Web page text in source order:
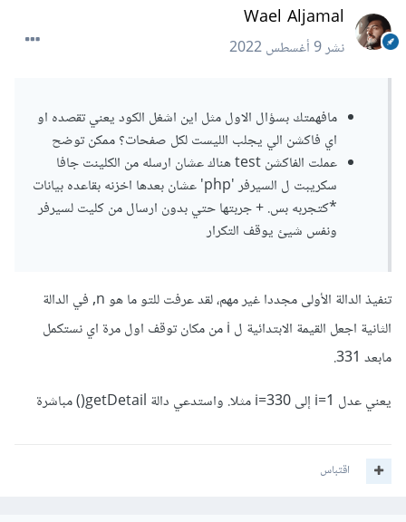
Wael Aljamal
نشر9 أغسطس 2022
مافهمتك بسؤال الاول مثل اين اشغل الكود يعني تقصده او
اي فاكشن الي يجلب الليست لكل صفحات؟ ممكن توضح
عملت الفاكشن test هناك عشان ارسله من الكلينت جافا
سكريبت ل السيرفر 'php' عشان بعدها اخزنه بقاعده بيانات
*كتجربه بس. + جربتها حتي بدون ارسال من كليت لسيرفر
ونفس شيئ يوقف التكرار
تنفيذ الدالة الأولى مجددا غير مهم، لقد عرفت للتو ما هو n, في الدالة
الثانية اجعل القيمة الابتدائية ل i من مكان توقف اول مرة اي نستكمل
مابعد 331.
يعني عدل i=1 إلى i=330 مثلا. واستدعي دالة getDetail() مباشرة
اقتباس